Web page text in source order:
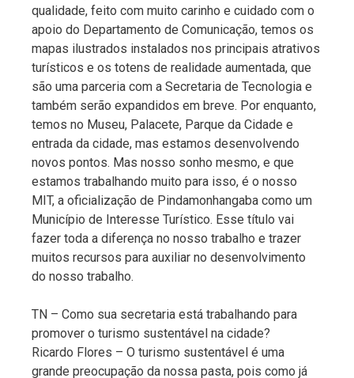
qualidade, feito com muito carinho e cuidado com o
apoio do Departamento de Comunicação, temos os
mapas ilustrados instalados nos principais atrativos
turísticos e os totens de realidade aumentada, que
são uma parceria com a Secretaria de Tecnologia e
também serão expandidos em breve. Por enquanto,
temos no Museu, Palacete, Parque da Cidade e
entrada da cidade, mas estamos desenvolvendo
novos pontos. Mas nosso sonho mesmo, e que
estamos trabalhando muito para isso, é o nosso
MIT, a oficialização de Pindamonhangaba como um
Município de Interesse Turístico. Esse título vai
fazer toda a diferença no nosso trabalho e trazer
muitos recursos para auxiliar no desenvolvimento
do nosso trabalho.
TN – Como sua secretaria está trabalhando para
promover o turismo sustentável na cidade?
Ricardo Flores – O turismo sustentável é uma
grande preocupação da nossa pasta, pois como já